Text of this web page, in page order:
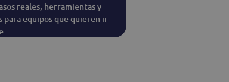
reales, herramientas y
para equipos que quieren ir